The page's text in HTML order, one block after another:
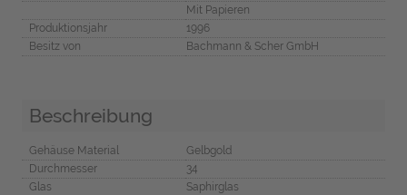
Mit Papieren
Produktionsjahr
1996
Besitz von
Bachmann & Scher GmbH
Beschreibung
Gehäuse Material
Gelbgold
Durchmesser
34
Glas
Saphirglas